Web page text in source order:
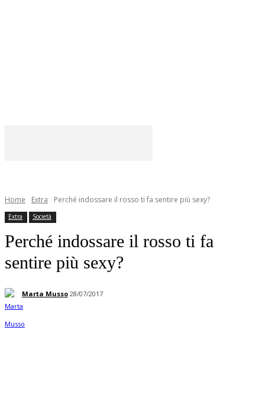
Home Extra Perché indossare il rosso ti fa sentire più sexy?
Extra Società
Perché indossare il rosso ti fa
sentire più sexy?
Marta Musso 28/07/2017